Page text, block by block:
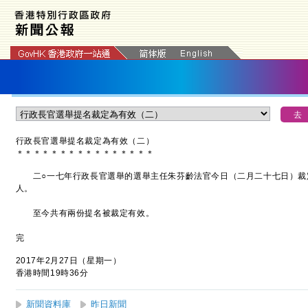
行政長官選舉提名裁定為有效（二）
＊ ＊ ＊ ＊ ＊ ＊ ＊ ＊ ＊ ＊ ＊ ＊ ＊ ＊ ＊ ＊
二○一七年行政長官選舉的選舉主任朱芬齡法官今日（二月二十七日）裁
人。
至今共有兩份提名被裁定有效。
完
2017年2月27日（星期一）
香港時間19時36分
新聞資料庫 昨日新聞